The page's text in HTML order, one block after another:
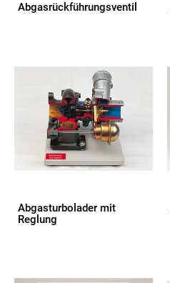
Abgasrückführungsventil
Abgasturbolader mit
Reglung